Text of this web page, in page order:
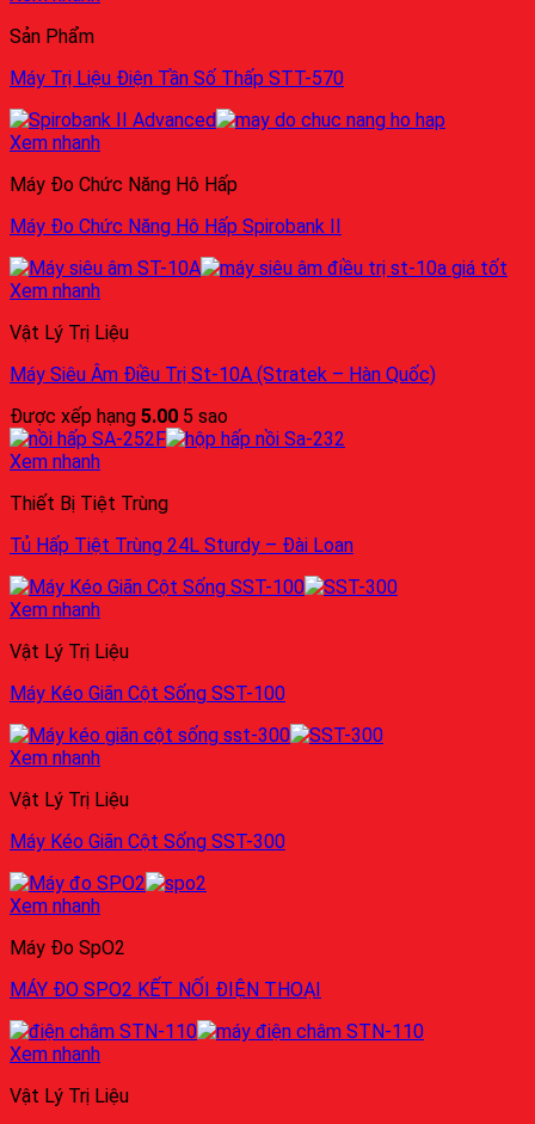
Sản Phẩm
Máy Trị Liệu Điện Tần Số Thấp STT-570
Xem nhanh
Máy Đo Chức Năng Hô Hấp
Máy Đo Chức Năng Hô Hấp Spirobank II
Xem nhanh
Vật Lý Trị Liệu
Máy Siêu Âm Điều Trị St-10A (Stratek – Hàn Quốc)
Được xếp hạng 5.00 5 sao
Xem nhanh
Thiết Bị Tiệt Trùng
Tủ Hấp Tiệt Trùng 24L Sturdy – Đài Loan
Xem nhanh
Vật Lý Trị Liệu
Máy Kéo Giãn Cột Sống SST-100
Xem nhanh
Vật Lý Trị Liệu
Máy Kéo Giãn Cột Sống SST-300
Xem nhanh
Máy Đo SpO2
MÁY ĐO SPO2 KẾT NỐI ĐIỆN THOẠI
Xem nhanh
Vật Lý Trị Liệu